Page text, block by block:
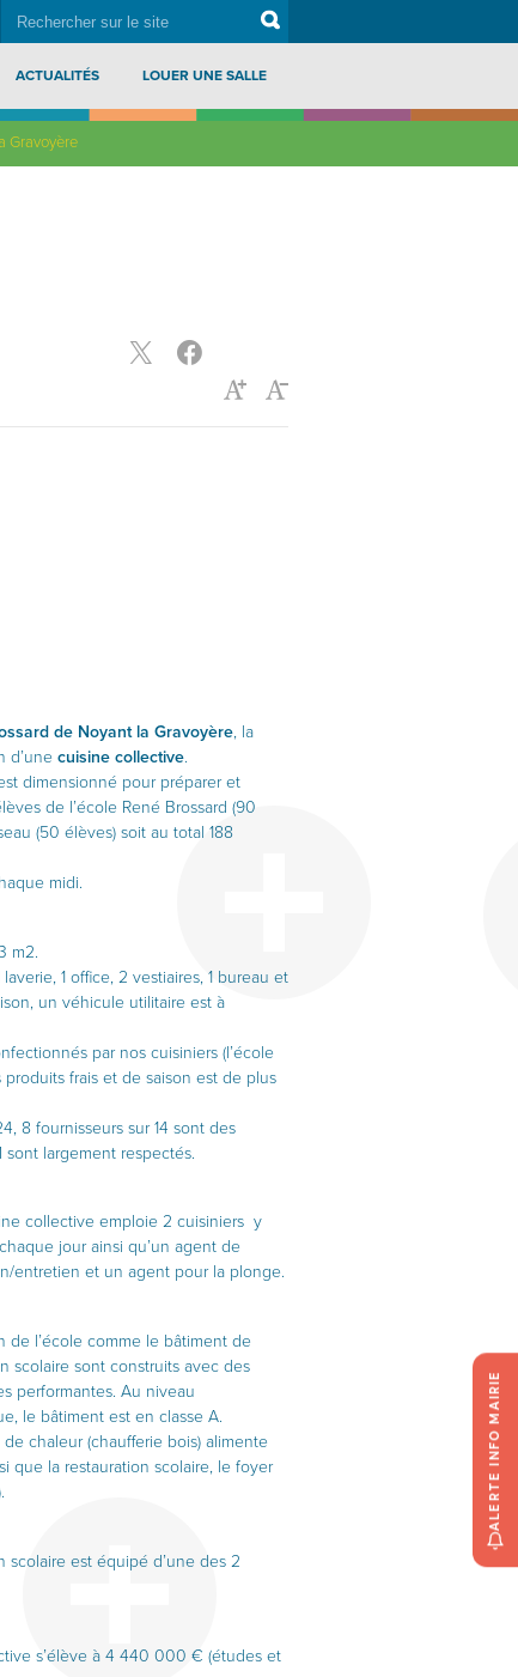
sur
Search
ACTUALITÉS LOUER UNE SALLE
Gravoyère
de Noyant la Gravoyère, la
d’une cuisine collective.
dimensionné pour préparer et
de l’école René Brossard (90
(50 élèves) soit au total 188
midi.
m2.
1 office, 2 vestiaires, 1 bureau et
un véhicule utilitaire est à
par nos cuisiniers (l’école
frais et de saison est de plus
8 fournisseurs sur 14 sont des
largement respectés.
collective emploie 2 cuisiniers y
jour ainsi qu’un agent de
entretien et un agent pour la plonge.
de l’école comme le bâtiment de
scolaire sont construits avec des
performantes. Au niveau
le bâtiment est en classe A.
de chaleur (chaufferie bois) alimente
que la restauration scolaire, le foyer
scolaire est équipé d’une des 2
s’élève à 4 440 000 € (études et
ALERTE INFO MAIRIE